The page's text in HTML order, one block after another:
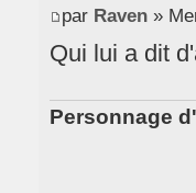
par Raven »
Qui lui a dit
Personnage